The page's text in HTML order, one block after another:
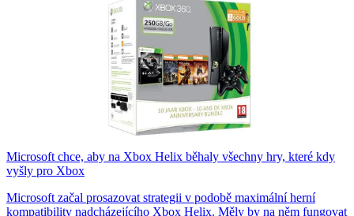
Microsoft chce, aby na Xbox Helix běhaly všechny hry, které kdy
vyšly pro Xbox
Microsoft začal prosazovat strategii v podobě maximální herní
kompatibility nadcházejícího Xbox Helix. Měly by na něm fungovat